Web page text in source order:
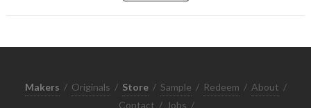
Makers / Originals / Store / Sample / Redeem / About /
Contact / Jobs /